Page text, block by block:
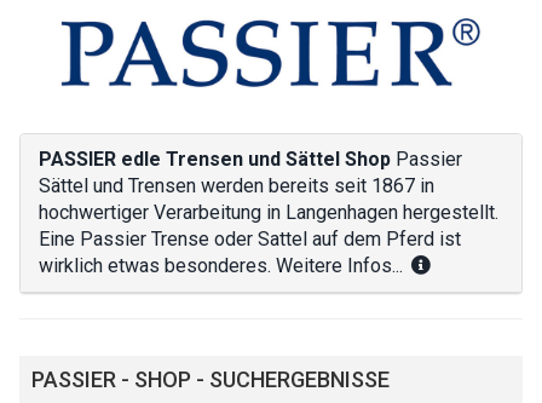
edle
Trensen
und
Sättel
Shop
PASSIER edle Trensen und Sättel Shop Passier
Sättel und Trensen werden bereits seit 1867 in
hochwertiger Verarbeitung in Langenhagen hergestellt.
Eine Passier Trense oder Sattel auf dem Pferd ist
wirklich etwas besonderes. Weitere Infos...
PASSIER - SHOP - SUCHERGEBNISSE